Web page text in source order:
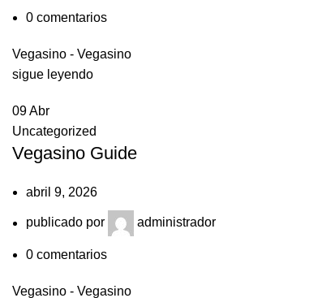
0 comentarios
Vegasino - Vegasino
sigue leyendo
09Abr
Uncategorized
Vegasino Guide
abril 9, 2026
publicado por administrador
0 comentarios
Vegasino - Vegasino